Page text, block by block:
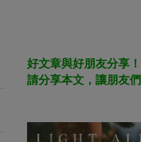
好文章與好朋友分享！
請分享本文，讓朋友